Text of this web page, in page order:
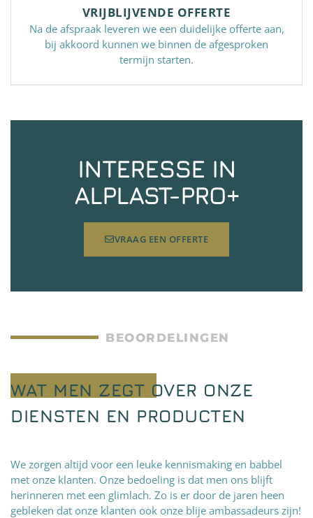
VRIJBLIJVENDE OFFERTE
Na de afspraak leveren we een duidelijke offerte aan,
bij akkoord kunnen we binnen de afgesproken
termijn starten.
INTERESSE IN
ALPLAST-PRO+
VRAAG EEN OFFERTE
BEOORDELINGEN
WAT MEN ZEGT OVER ONZE
DIENSTEN EN PRODUCTEN
We zorgen altijd voor een leuke kennismaking en babbel
met onze klanten. Onze bedoeling is dat men ons blijft
herinneren met een glimlach. Zo is er door de jaren heen
gebleken dat onze klanten ook onze blije ambassadeurs zijn!